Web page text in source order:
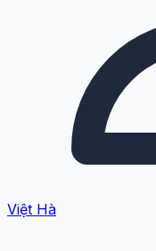
Việt Hà